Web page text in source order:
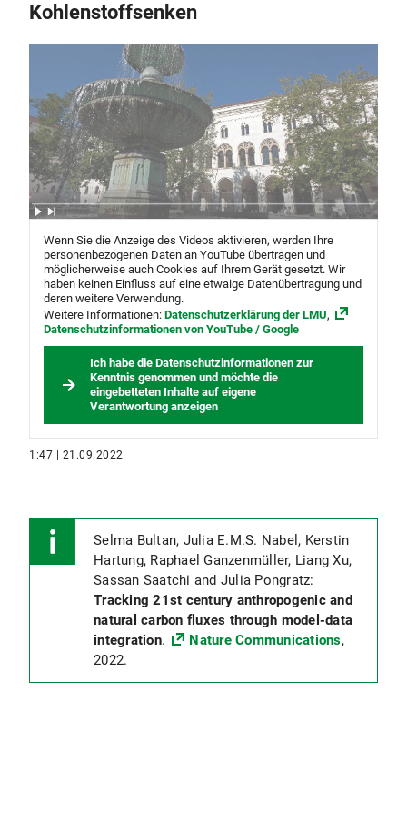
Kohlenstoffsenken
Wenn Sie die Anzeige des Videos aktivieren, werden Ihre
personenbezogenen Daten an YouTube übertragen und
möglicherweise auch Cookies auf Ihrem Gerät gesetzt. Wir
haben keinen Einfluss auf eine etwaige Datenübertragung und
deren weitere Verwendung.
Weitere Informationen: Datenschutzerklärung der LMU,
Datenschutzinformationen von YouTube / Google
Ich habe die Datenschutzinformationen zur
Kenntnis genommen und möchte die
eingebetteten Inhalte auf eigene
Verantwortung anzeigen
1:47 | 21.09.2022
Selma Bultan, Julia E.M.S. Nabel, Kerstin
Hartung, Raphael Ganzenmüller, Liang Xu,
Sassan Saatchi and Julia Pongratz:
Tracking 21st century anthropogenic and
natural carbon fluxes through model-data
integration. Nature Communications,
2022.